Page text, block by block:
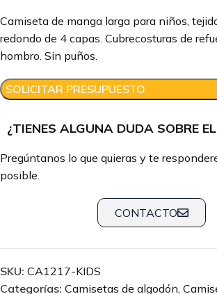
Camiseta de manga larga para niños,
redondo de 4 capas. Cubrecosturas de
hombro. Sin puños.
SOLICITAR PRESUPUESTO
¿TIENES ALGUNA DUDA SOBRE
Pregúntanos lo que quieras y te
posible.
CONTACTO
SKU: CA1217-KIDS
Categorías: Camisetas de algodón,